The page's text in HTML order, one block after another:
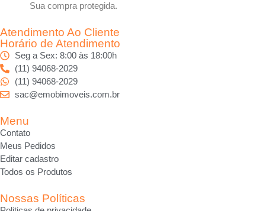
Sua compra protegida.
Atendimento Ao Cliente
Horário de Atendimento
Seg a Sex: 8:00 às 18:00h
(11) 94068-2029
(11) 94068-2029
sac@emobimoveis.com.br
Menu
Contato
Meus Pedidos
Editar cadastro
Todos os Produtos
Nossas Políticas